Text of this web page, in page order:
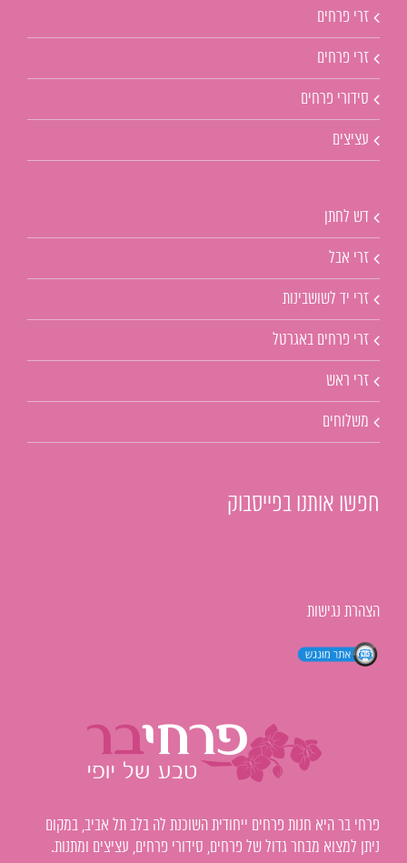
זרי פרחים
זרי פרחים
סידורי פרחים
עציצים
דש לחתן
זרי אבל
זרי יד לשושבינות
זרי פרחים באגרטל
זרי ראש
משלוחים
חפשו אותנו בפייסבוק
הצהרת נגישות
פרחי בר היא חנות פרחים ייחודית השוכנת לה בלב תל אביב, במקום
ניתן למצוא מבחר גדול של פרחים, סידורי פרחים, עציצים ומתנות.